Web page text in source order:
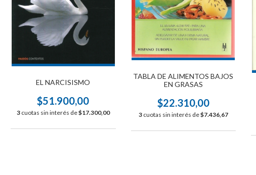
EL NARCISISMO
$51.900,00
3 cuotas sin interés de$17.300,00
TABLA DE ALIMENTOS BAJOS
EN GRASAS
$22.310,00
3 cuotas sin interés de$7.436,67